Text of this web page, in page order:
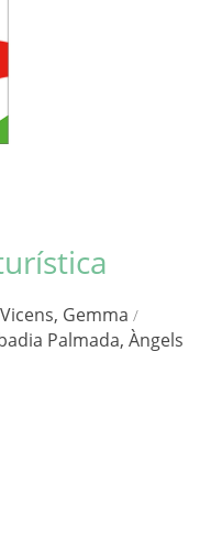
Gemma /
Palmada, Àngels